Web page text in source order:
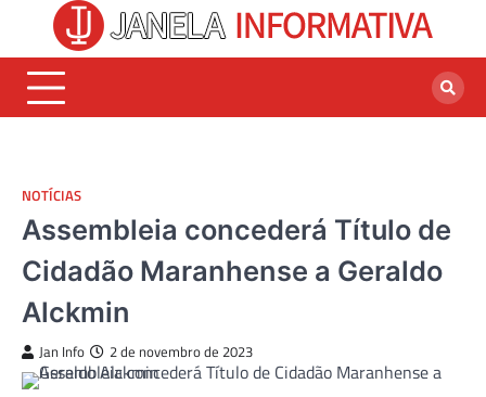
content
NOTÍCIAS
Assembleia concederá Título de
Cidadão Maranhense a Geraldo
Alckmin
Jan Info 2 de novembro de 2023